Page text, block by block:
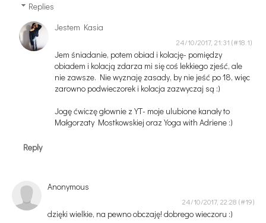
Replies
Jestem Kasia
24/10/2017, 21:31
Jem śniadanie, potem obiad i kolację- pomiędzy
obiadem i kolacją zdarza mi się coś lekkiego zjeść, ale
nie zawsze. Nie wyznaję zasady, by nie jeść po 18, więc
zarowno podwieczorek i kolacja zazwyczaj są :)
Jogę ćwiczę głownie z YT- moje ulubione kanały to
Małgorzaty Mostkowskiej oraz Yoga with Adriene :)
Reply
Anonymous
24/10/2017, 22:28
dzięki wielkie, na pewno obczaję! dobrego wieczoru :)